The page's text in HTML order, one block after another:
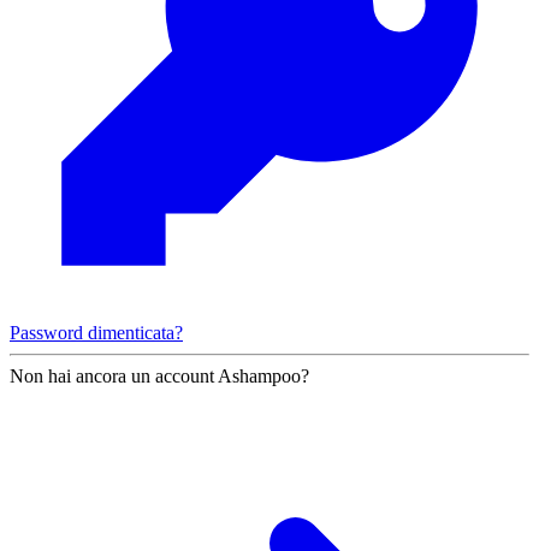
Password dimenticata?
Non hai ancora un account Ashampoo?